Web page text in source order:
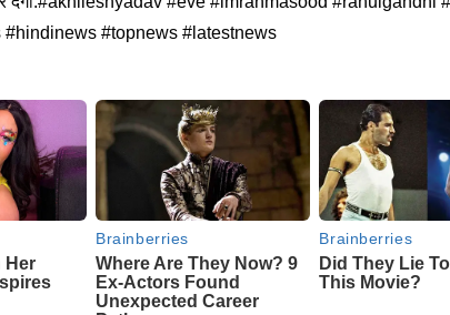
#topnews #latestnews